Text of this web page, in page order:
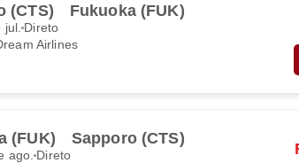
(CTS) Fukuoka (FUK)
jul. Direto
Airlines
(FUK) Sapporo (CTS)
ago. Direto